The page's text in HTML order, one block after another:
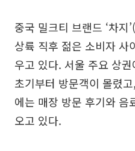
중국 밀크티 브랜드 ‘차지
상륙 직후 젊은 소비자 사
우고 있다. 서울 주요 상
초기부터 방문객이 몰렸
에는 매장 방문 후기와 음
오고 있다.